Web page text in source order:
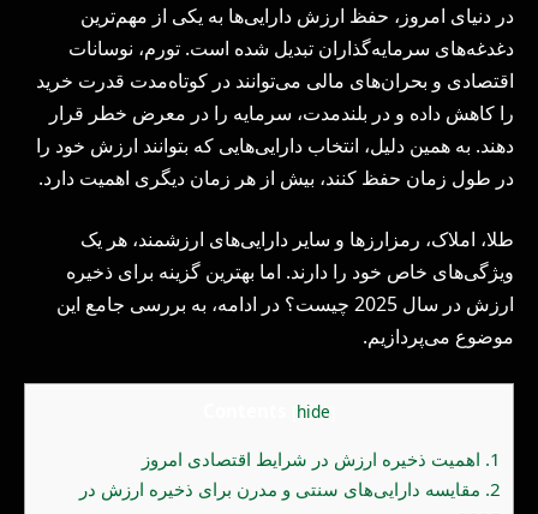
در دنیای امروز، حفظ ارزش دارایی‌ها به یکی از مهم‌ترین
دغدغه‌های سرمایه‌گذاران تبدیل شده است. تورم، نوسانات
اقتصادی و بحران‌های مالی می‌توانند در کوتاه‌مدت قدرت خرید
را کاهش داده و در بلندمدت، سرمایه را در معرض خطر قرار
دهند. به همین دلیل، انتخاب دارایی‌هایی که بتوانند ارزش خود را
در طول زمان حفظ کنند، بیش از هر زمان دیگری اهمیت دارد.
طلا، املاک، رمزارزها و سایر دارایی‌های ارزشمند، هر یک
ویژگی‌های خاص خود را دارند. اما بهترین گزینه برای ذخیره
ارزش در سال 2025 چیست؟ در ادامه، به بررسی جامع این
موضوع می‌پردازیم.
hide
1. اهمیت ذخیره ارزش در شرایط اقتصادی امروز
2. مقایسه دارایی‌های سنتی و مدرن برای ذخیره ارزش در